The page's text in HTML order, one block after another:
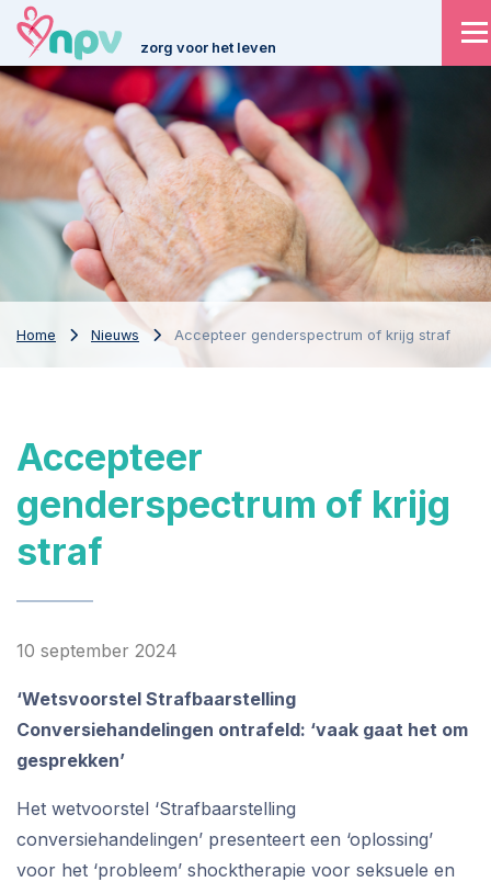
zorg voor het leven
Home Nieuws Accepteer genderspectrum of krijg straf
Accepteer
genderspectrum of krijg
straf
10 september 2024
‘Wetsvoorstel Strafbaarstelling
Conversiehandelingen ontrafeld: ‘vaak gaat het om
gesprekken’
Het wetvoorstel ‘Strafbaarstelling
conversiehandelingen’ presenteert een ‘oplossing’
voor het ‘probleem’ shocktherapie voor seksuele en